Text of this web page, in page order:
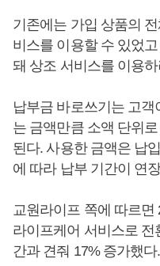
기존에는 가입 상품의
비스를 이용할 수 있었
돼 상조 서비스를 이용
납부금 바로쓰기는 고
는 금액만큼 소액 단위
된다. 사용한 금액은 납
에 따라 납부 기간이 연
교원라이프 쪽에 따르
라이프케어 서비스로 전
간과 견줘 17% 증가했다.